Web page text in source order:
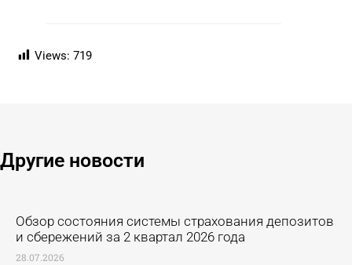
Views: 719
Другие новости ​
Обзор состояния системы страхования депозитов
и сбережений за 2 квартал 2026 года
28.07.2026